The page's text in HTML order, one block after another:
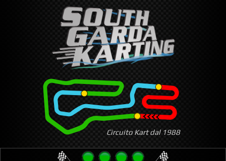
Skip
to
main
content
Circuito Kart dal 1988